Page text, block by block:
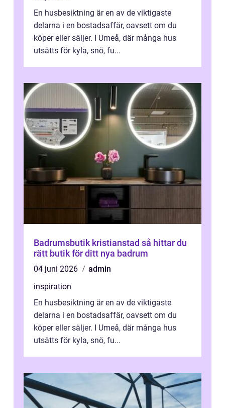
En husbesiktning är en av de viktigaste
delarna i en bostadsaffär, oavsett om du
köper eller säljer. I Umeå, där många hus
utsätts för kyla, snö, fu...
Badrumsbutik kristianstad så hittar du
rätt butik för ditt nya badrum
04 juni 2026
admin
inspiration
En husbesiktning är en av de viktigaste
delarna i en bostadsaffär, oavsett om du
köper eller säljer. I Umeå, där många hus
utsätts för kyla, snö, fu...